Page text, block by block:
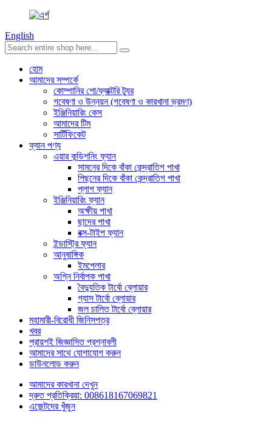
English
হোম
আমাদের সম্পর্কে
কোম্পানির শো/ফ্যাক্টরি ট্যুর
গবেষণা ও উন্নয়ন (গবেষণা ও কারখানা ভ্রমণ)
ইঞ্জিনিয়ারিং কেস
আমাদের টিম
সার্টিফিকেট
ফ্যান পণ্য
এয়ার কন্ডিশনিং ফ্যান
সামনের দিকে বাঁকা কেন্দ্রাতিগ পাখা
পিছনের দিকে বাঁকা কেন্দ্রাতিগ পাখা
প্লাগ ফ্যান
ইঞ্জিনিয়ারিং ফ্যান
অক্ষীয় পাখা
ছাদের পাখা
বক্স-টাইপ ফ্যান
ইন্ডাস্ট্রি ফ্যান
আনুষাঙ্গিক
ইমপেলার
অগ্নি নির্বাপক পাখা
বৈদ্যুতিক টার্বো ব্লোয়ার
গ্যাস টার্বো ব্লোয়ার
জল চালিত টার্বো ব্লোয়ার
মহামারী-বিরোধী জিনিসপত্র
খবর
প্রায়শই জিজ্ঞাসিত প্রশ্নাবলী
আমাদের সাথে যোগাযোগ করুন
ডাউনলোড করুন
আমাদের কারখানা দেখুন
দ্রুত প্রতিক্রিয়া: 008618167069821
এজেন্টদের খুঁজুন